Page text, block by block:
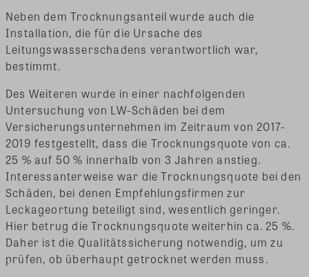
Neben dem Trocknungsanteil wurde auch die
Installation, die für die Ursache des
Leitungswasserschadens verantwortlich war,
bestimmt.
Des Weiteren wurde in einer nachfolgenden
Untersuchung von LW-Schäden bei dem
Versicherungsunternehmen im Zeitraum von 2017-
2019 festgestellt, dass die Trocknungsquote von ca.
25 % auf 50 % innerhalb von 3 Jahren anstieg.
Interessanterweise war die Trocknungsquote bei den
Schäden, bei denen Empfehlungsfirmen zur
Leckageortung beteiligt sind, wesentlich geringer.
Hier betrug die Trocknungsquote weiterhin ca. 25 %.
Daher ist die Qualitätssicherung notwendig, um zu
prüfen, ob überhaupt getrocknet werden muss.